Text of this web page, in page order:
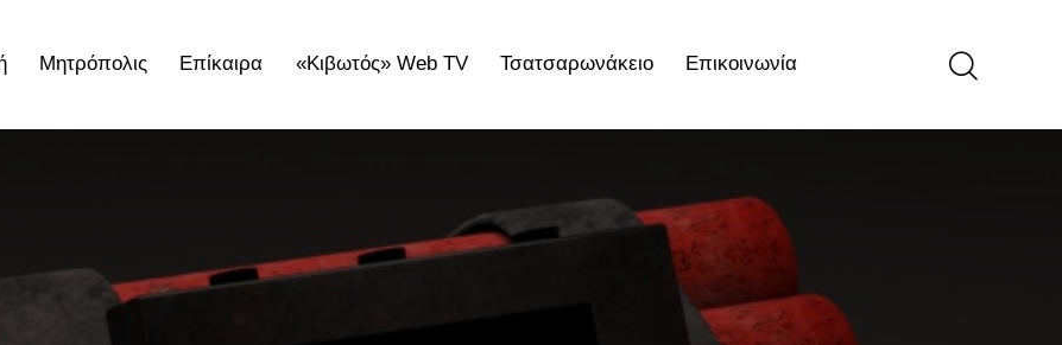
Μητρόπολις Επίκαιρα «Κιβωτός» Web TV Τσατσαρωνάκειο Επικοινωνία